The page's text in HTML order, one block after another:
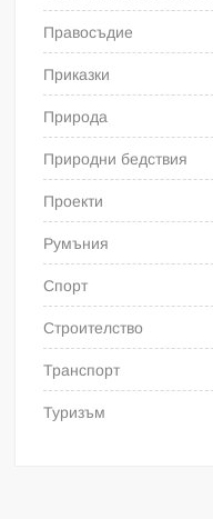
Правосъдие
Приказки
Природа
Природни бедствия
Проекти
Румъния
Спорт
Строителство
Транспорт
Туризъм